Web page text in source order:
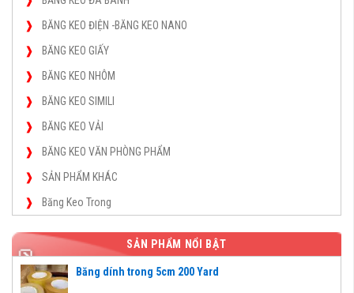
BĂNG KEO ĐIỆN -BĂNG KEO NANO
BĂNG KEO GIẤY
BĂNG KEO NHÔM
BĂNG KEO SIMILI
BĂNG KEO VẢI
BĂNG KEO VĂN PHÒNG PHẨM
SẢN PHẨM KHÁC
Băng Keo Trong
SẢN PHẨM NỔI BẬT
Băng dính trong 5cm 200 Yard